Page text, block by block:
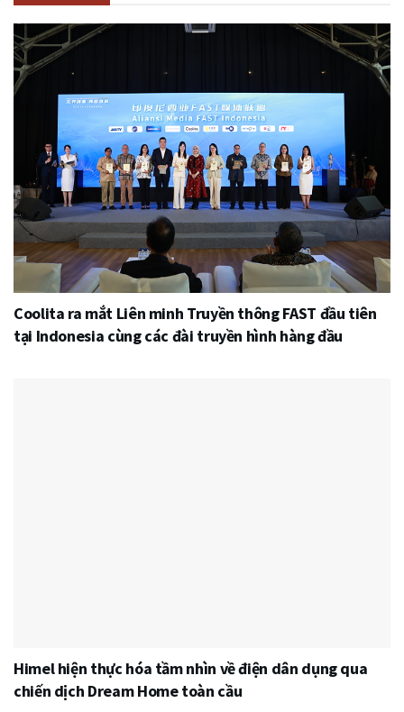
Coolita ra mắt Liên minh Truyền thông FAST đầu tiên
tại Indonesia cùng các đài truyền hình hàng đầu
Himel hiện thực hóa tầm nhìn về điện dân dụng qua
chiến dịch Dream Home toàn cầu